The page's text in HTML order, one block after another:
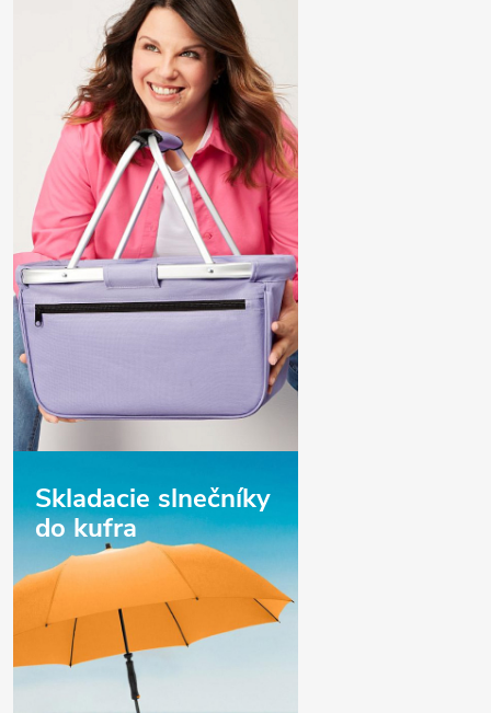
Skladacie slnečníky
do kufra